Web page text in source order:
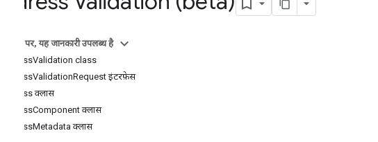
इस पेज पर, यह जानकारी उपलब्ध है
AddressValidation class
AddressValidationRequest इंटरफ़ेस
Address क्लास
AddressComponent क्लास
AddressMetadata क्लास